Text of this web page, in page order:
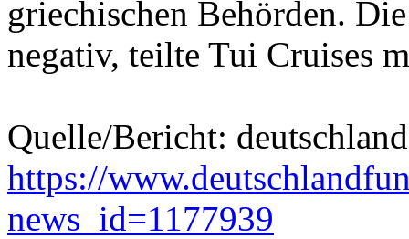
griechischen Behörden.
negativ, teilte Tui Cruises
Quelle/Bericht:
https://
news_id=1177939